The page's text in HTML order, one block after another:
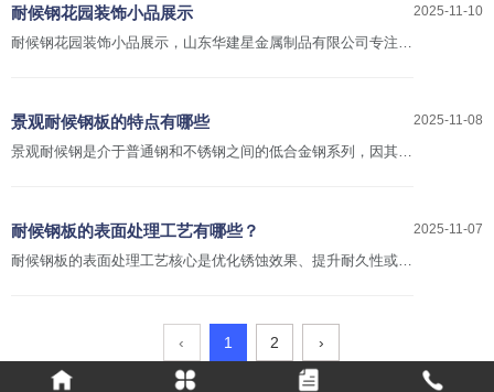
2025-11-10
耐候钢花园装饰小品展示
耐候钢花园装饰小品展示，山东华建星金属制品有限公司专注耐
2025-11-08
景观耐候钢板的特点有哪些
景观耐候钢是介于普通钢和不锈钢之间的低合金钢系列，因其独
2025-11-07
耐候钢板的表面处理工艺有哪些？
耐候钢板的表面处理工艺核心是优化锈蚀效果、提升耐久性或满
‹ 1 2 ›